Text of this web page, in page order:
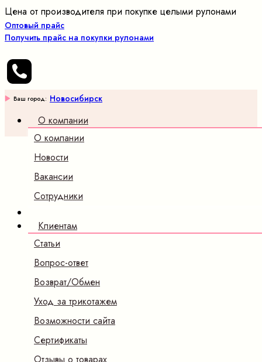
Цена от производителя при покупке целыми рулонами
Оптовый прайс
Получить прайс на покупки рулонами
Ваш город: Новосибирск
О компании
О компании
Новости
Вакансии
Сотрудники
Клиентам
Статьи
Вопрос-ответ
Возврат/Обмен
Уход за трикотажем
Возможности сайта
Сертификаты